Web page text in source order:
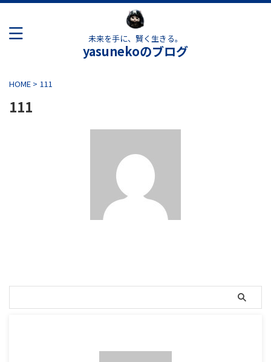
未来を手に、賢く生きる。
yasunekoのブログ
HOME > 111
111